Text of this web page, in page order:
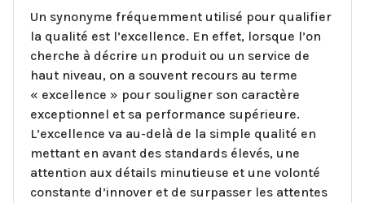
Un synonyme fréquemment utilisé pour qualifier
la qualité est l’excellence. En effet, lorsque l’on
cherche à décrire un produit ou un service de
haut niveau, on a souvent recours au terme
« excellence » pour souligner son caractère
exceptionnel et sa performance supérieure.
L’excellence va au-delà de la simple qualité en
mettant en avant des standards élevés, une
attention aux détails minutieuse et une volonté
constante d’innover et de surpasser les attentes